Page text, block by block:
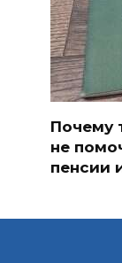
Почему
не
пенсии